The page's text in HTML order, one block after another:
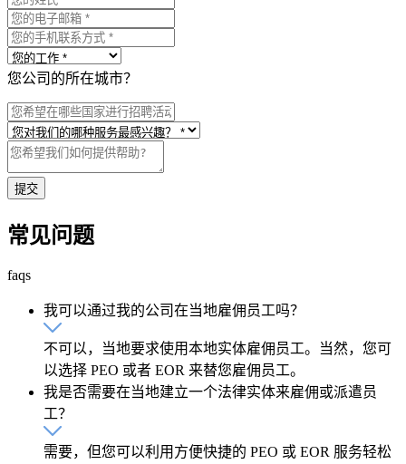
您公司的所在城市？
提交
常见问题
faqs
我可以通过我的公司在当地雇佣员工吗？
不可以，当地要求使用本地实体雇佣员工。当然，您可
以选择 PEO 或者 EOR 来替您雇佣员工。
我是否需要在当地建立一个法律实体来雇佣或派遣员
工？
需要，但您可以利用方便快捷的 PEO 或 EOR 服务轻松